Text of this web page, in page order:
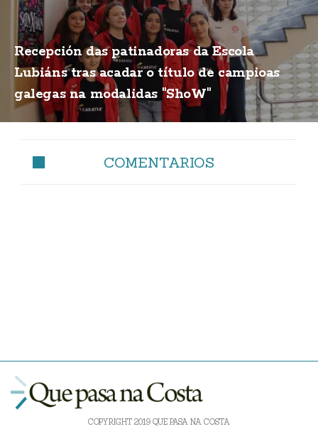
Recepción das patinadoras da Escola
Lubiáns tras acadar o título de campioas
galegas na modalidas "ShoW"
COMENTARIOS
COPYRIGHT 2019 QUE PASA NA COSTA